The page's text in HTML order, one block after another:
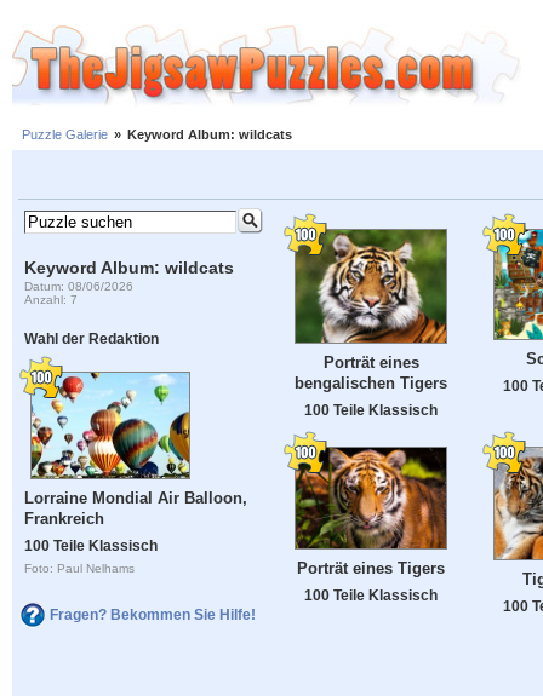
Puzzle Galerie » Keyword Album: wildcats
Keyword Album: wildcats
Datum: 08/06/2026
Anzahl: 7
Wahl der Redaktion
Lorraine Mondial Air Balloon,
Frankreich
100 Teile Klassisch
Foto: Paul Nelhams
Fragen? Bekommen Sie Hilfe!
Porträt eines
bengalischen Tigers
100 Teile Klassisch
100
Porträt eines Tigers
100 Teile Klassisch
100